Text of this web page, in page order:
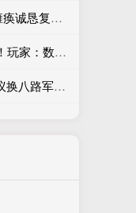
好配资炒股开户线上 高下立判!XBOX瘫痪诚恳复盘整改 PSN宕机至今无回应
股票基金配资 PS XBOX网络接连崩溃！玩家：数字版游戏是个灾难
炒股 加杠杆 抗战时期，彭德怀两次提议换八路军115师师长，结果如何